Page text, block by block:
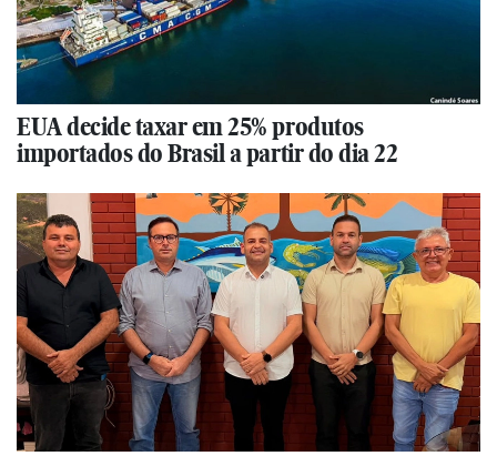
EUA decide taxar em 25% produtos
importados do Brasil a partir do dia 22